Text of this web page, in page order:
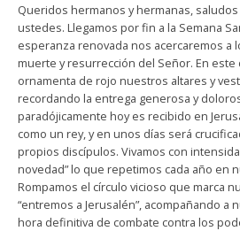
Queridos hermanos y hermanas,
ustedes. Llegamos por fin a la Semana
esperanza renovada nos acercaremos a
muerte y resurrección del Señor. En este
ornamenta de rojo nuestros altares y
recordando la entrega generosa y
paradójicamente hoy es recibido en
como un rey, y en unos días será
propios discípulos. Vivamos con
novedad” lo que repetimos cada año en
Rompamos el círculo vicioso que marca
“entremos a Jerusalén”, acompañando a
hora definitiva de combate contra los